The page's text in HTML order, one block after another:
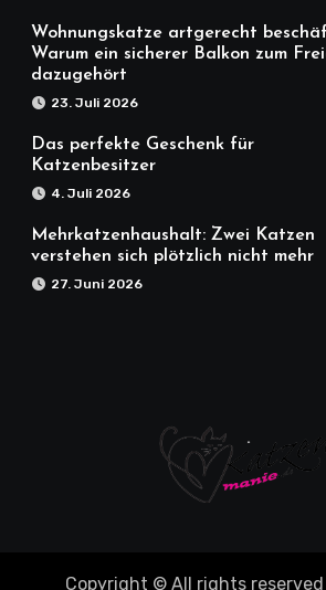
Wohnungskatze artgerecht
Warum ein sicherer Balkon zum
dazugehört
23. Juli 2026
Das perfekte Geschenk für
Katzenbesitzer
4. Juli 2026
Mehrkatzenhaushalt: Zwei Katzen
verstehen sich plötzlich nicht mehr
27. Juni 2026
Copyright © All rights reserved